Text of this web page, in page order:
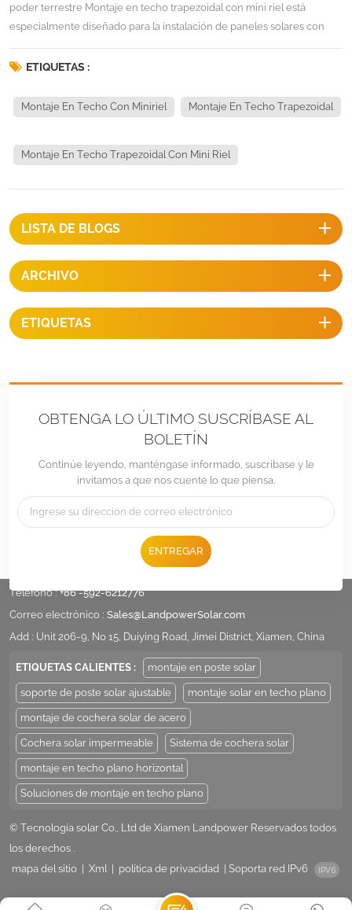
poder terrestre Montaje en techo trapezoidal con mini riel está
especialmente diseñado para la instalación de paneles solares con
consta de tres componentes: abrazadera intermedia, abrazadera final
trapezoidal.INFORMACIÓN TÉCNICASitio de instalación: Chapa
trapezoidalÁngulo de inclinación: al ras con el techo (10 ~ 60
ETIQUETAS :
Montaje En Techo Con Miniriel Montaje En Techo Trapezoidal
Montaje En Techo Trapezoidal Con Mini Riel
LISTA DE BLOGS
ARCHIVO
ETIQUETAS
OBTENGA LO ÚLTIMO SUSCRÍBASE AL
BOLETÍN
Continúe leyendo, manténgase informado, suscríbase y le
invitamos a que nos cuente lo que piensa.
ENTREGAR
Teléfono :+86 -592-6212776
Correo electrónico : Sales@LandpowerSolar.com
Add : Unit 206-9, No 15, Duiying Road, Jimei District, Xiamen, China
ETIQUETAS CALIENTES : montaje en poste solar
soporte de poste solar ajustable montaje solar en techo plano
montaje de cochera solar de acero
Cochera solar impermeable Sistema de cochera solar
montaje en techo plano horizontal
Soluciones de montaje en techo plano
© Tecnología solar Co., Ltd de Xiamen Landpower Reservados todos
los derechos .
mapa del sitio
Xml política de privacidad Soporta red IPv6